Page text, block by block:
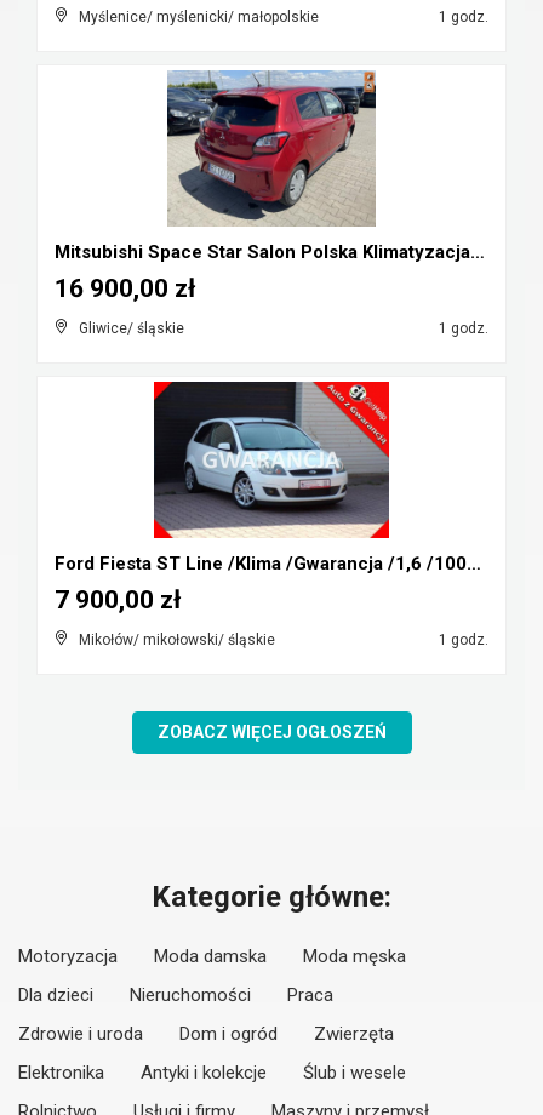
Myślenice/ myślenicki/ małopolskie 1 godz.
Mitsubishi Space Star Salon Polska Klimatyzacja Cz...
Gliwice/ śląskie 1 godz.
16 900,00 zł
Ford Fiesta ST Line /Klima /Gwarancja /1,6 /100KM ...
Mikołów/ mikołowski/ śląskie 1 godz.
7 900,00 zł
ZOBACZ WIĘCEJ OGŁOSZEŃ
Kategorie główne:
Motoryzacja Moda damska
Moda męska
Dla dzieci
Nieruchomości
Praca
Zdrowie i uroda
Dom i ogród
Zwierzęta
Elektronika
Antyki i kolekcje
Ślub i wesele